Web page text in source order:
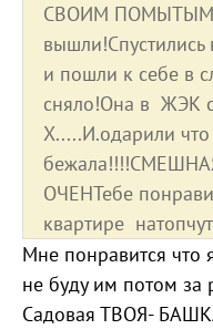
СВОИМ ПОМЫТЫМ
и пошли к себе в
сняло!Она в ЖЭК
Х.....И.одарили что
ОЧЕНТебе
квартире
Мне понравится что
не буду им потом за
Садовая ТВОЯ-